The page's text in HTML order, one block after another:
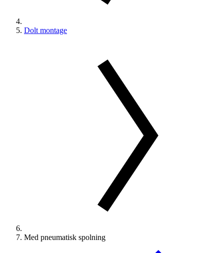
Dolt montage
Med pneumatisk spolning